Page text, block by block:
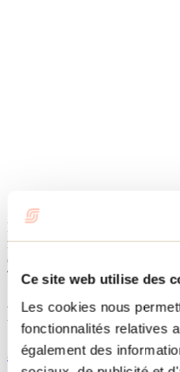
Ce site web utilise des
Les cookies nous
fonctionnalités relatives
également des
En somme, le RodéoFest
réussite sur toute la ligne.
édition. Merci pour ce beau
Tourisme Lanaudière
Publications
52 expériences à vivre